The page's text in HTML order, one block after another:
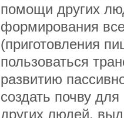
помощи других
формирования
(приготовления
пользоваться
развитию
создать почву
других людей,